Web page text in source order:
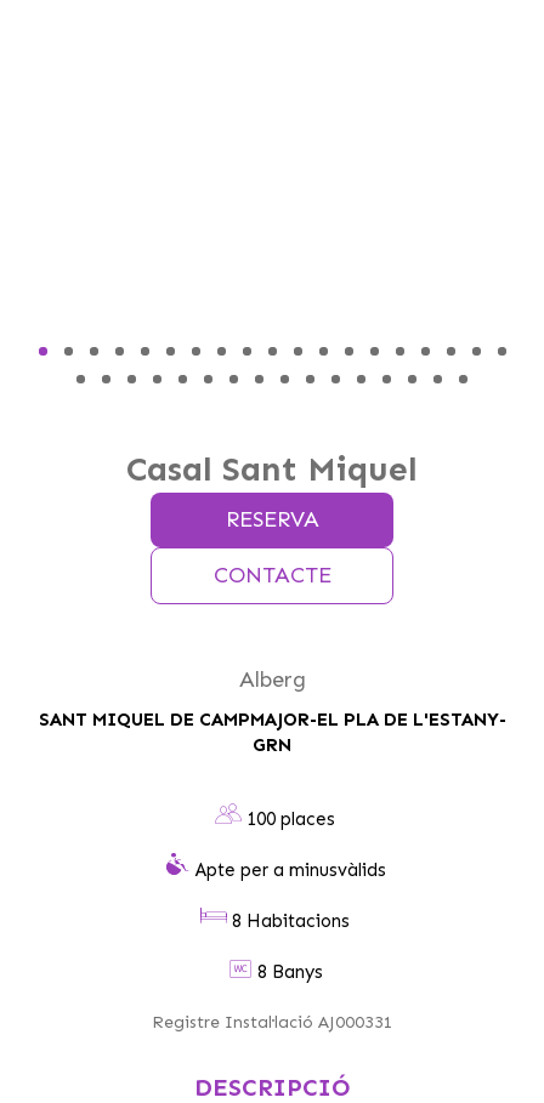
Casal Sant Miquel
RESERVA
CONTACTE
Alberg
SANT MIQUEL DE CAMPMAJOR-EL PLA DE L'ESTANY-
GRN
100 places
Apte per a minusvàlids
8 Habitacions
8 Banys
Registre Instal·lació AJ000331
DESCRIPCIÓ